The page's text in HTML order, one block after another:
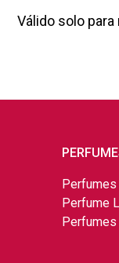
Válido solo
Perfumes
Perfume
Perfumes